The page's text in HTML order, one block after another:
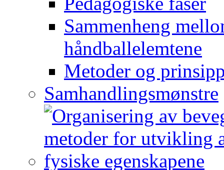
Sammenheng
håndballelemtene
Metoder og
Samhandlingsmønstre